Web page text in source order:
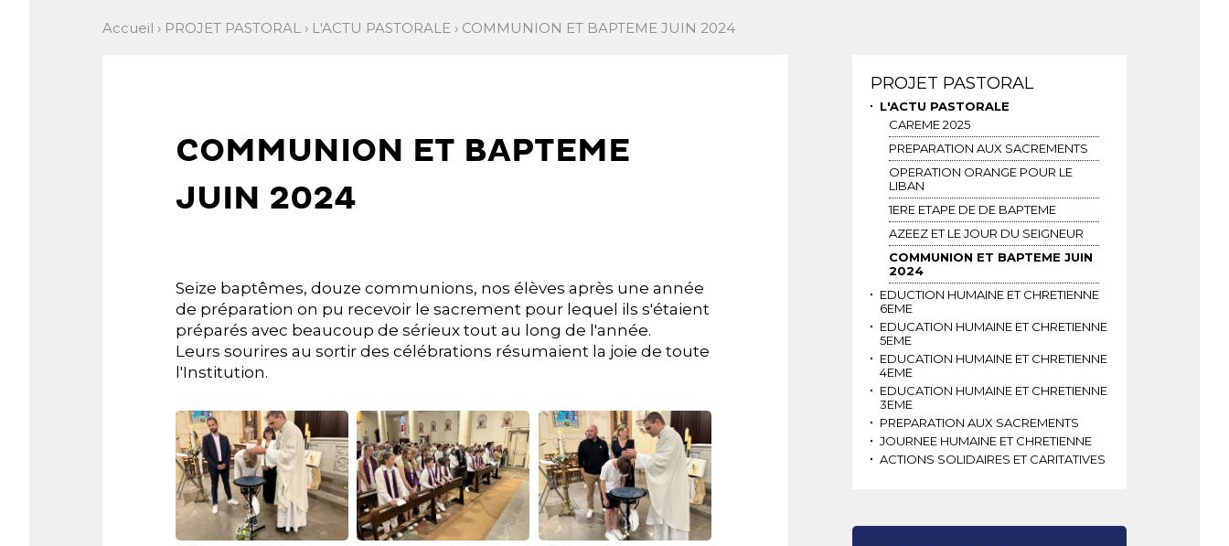
Accueil › PROJET PASTORAL › L'ACTU PASTORALE › COMMUNION ET BAPTEME JUIN 2024
COMMUNION ET BAPTEME
JUIN 2024
Seize baptêmes, douze communions, nos élèves après une année
de préparation on pu recevoir le sacrement pour lequel ils s'étaient
préparés avec beaucoup de sérieux tout au long de l'année.
Leurs sourires au sortir des célébrations résumaient la joie de toute
l'Institution.
Navigation
PROJET PASTORAL
L'ACTU PASTORALE
CAREME 2025
PREPARATION AUX SACREMENTS
OPERATION ORANGE POUR LE
LIBAN
1ERE ETAPE DE DE BAPTEME
AZEEZ ET LE JOUR DU SEIGNEUR
COMMUNION ET BAPTEME JUIN
2024
EDUCTION HUMAINE ET CHRETIENNE
6EME
EDUCATION HUMAINE ET CHRETIENNE
5EME
EDUCATION HUMAINE ET CHRETIENNE
4EME
EDUCATION HUMAINE ET CHRETIENNE
3EME
PREPARATION AUX SACREMENTS
JOURNEE HUMAINE ET CHRETIENNE
ACTIONS SOLIDAIRES ET CARITATIVES